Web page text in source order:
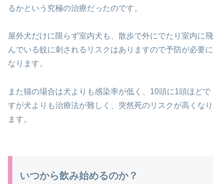
るかという究極の治療だったのです。
屋外犬だけに限らず室内犬も、散歩で外にでたり 室内に飛
んでいる蚊に刺されるリスクはありますので予防が必要に
なります。
また猫の場合は犬よりも感染率が低く、10頭に1頭ほどで
すが犬よりも治療法が難しく、突然死のリスクが高くなり
ます。
いつから飲み始めるのか？